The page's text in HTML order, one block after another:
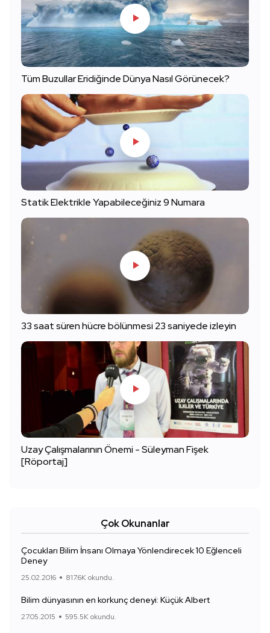
Tüm Buzullar Eridiğinde Dünya Nasıl Görünecek?
Statik Elektrikle Yapabileceğiniz 9 Numara
33 saat süren hücre bölünmesi 23 saniyede izleyin
Uzay Çalışmalarının Önemi - Süleyman Fişek
[Röportaj]
Çok Okunanlar
Çocukları Bilim İnsanı Olmaya Yönlendirecek 10 Eğlenceli
Deney
25.02.2016 817.6K okundu.
Bilim dünyasının en korkunç deneyi: Küçük Albert
27.05.2015 595.5K okundu.